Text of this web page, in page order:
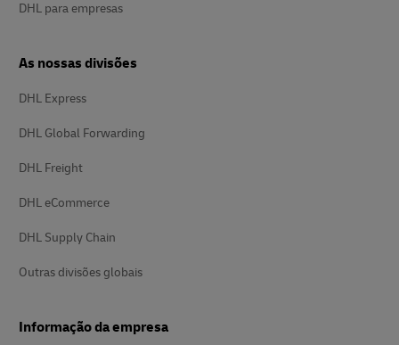
DHL para empresas
As nossas divisões
DHL Express
DHL Global Forwarding
DHL Freight
DHL eCommerce
DHL Supply Chain
Outras divisões globais
Informação da empresa